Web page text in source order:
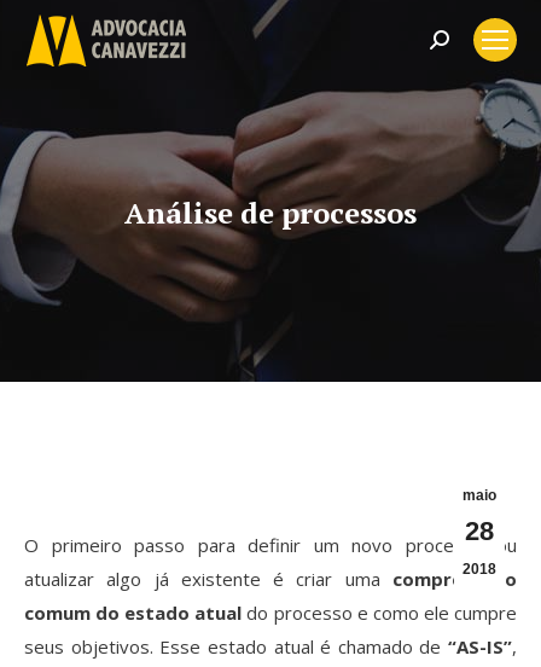
Search:
Análise de processos
maio
28
2018
O primeiro passo para definir um novo processo ou
atualizar algo já existente é criar uma compreensão
comum do estado atual do processo e como ele cumpre
seus objetivos. Esse estado atual é chamado de “AS-IS”,